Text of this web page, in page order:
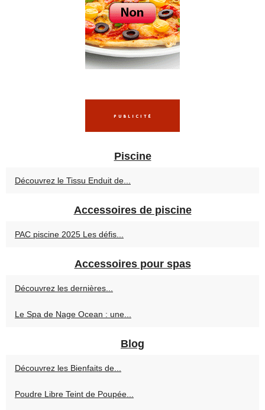
Piscine
Découvrez le Tissu Enduit de...
Accessoires de piscine
PAC piscine 2025 Les défis...
Accessoires pour spas
Découvrez les dernières...
Le Spa de Nage Ocean : une...
Blog
Découvrez les Bienfaits de...
Poudre Libre Teint de Poupée...